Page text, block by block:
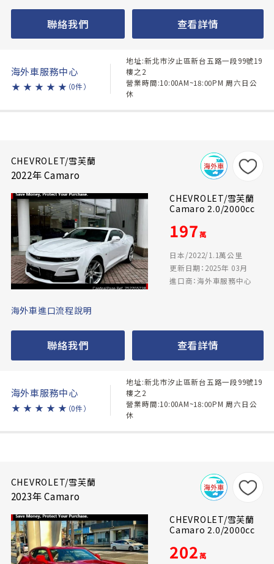
聯絡我們 查看詳情
海外車服務中心
★ ★ ★ ★ ★ （0件）
地址:新北市汐止區新台五路一段99號19
樓之2
營業時間:10:00AM~18:00PM 周六日公
休
CHEVROLET/雪芙蘭
2022年 Camaro
CHEVROLET/雪芙蘭
Camaro 2.0/2000cc
197萬
日本/2022/1.1萬公里
更新日期：2025年 03月
進口商：海外車服務中心
海外車進口流程說明
聯絡我們 查看詳情
海外車服務中心
★ ★ ★ ★ ★ （0件）
地址:新北市汐止區新台五路一段99號19
樓之2
營業時間:10:00AM~18:00PM 周六日公
休
CHEVROLET/雪芙蘭
2023年 Camaro
CHEVROLET/雪芙蘭
Camaro 2.0/2000cc
202萬